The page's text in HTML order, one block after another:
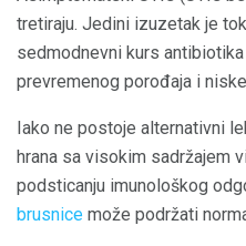
tretiraju. Jedini izuzetak je
sedmodnevni kurs
prevremenog porođaja i
Iako ne postoje alternativni
hrana sa visokim sadržajem
podsticanju imunološkog
brusnice može podržati